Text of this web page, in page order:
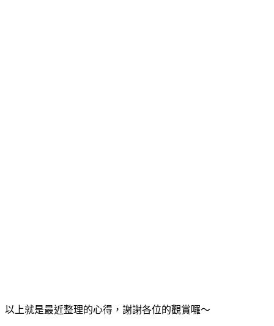
以上就是最近整理的心得，謝謝各位的觀賞囉～